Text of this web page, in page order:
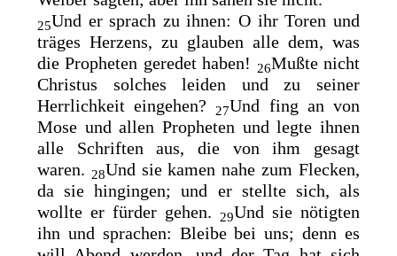
25Und er sprach zu ihnen: O ihr Toren und
träges Herzens, zu glauben alle dem, was
die Propheten geredet haben!
26Mußte nicht
Christus solches leiden und zu seiner
Herrlichkeit eingehen?
27Und fing an von
Mose und allen Propheten und legte ihnen
alle Schriften aus, die von ihm gesagt
waren. 28Und sie kamen nahe zum Flecken,
da sie hingingen; und er stellte sich, als
wollte er fürder gehen.
29Und sie nötigten
ihn und sprachen: Bleibe bei uns; denn es